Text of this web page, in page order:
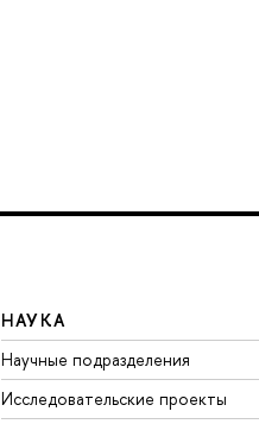
НАУКА
Научные подразделения
Исследовательские проекты